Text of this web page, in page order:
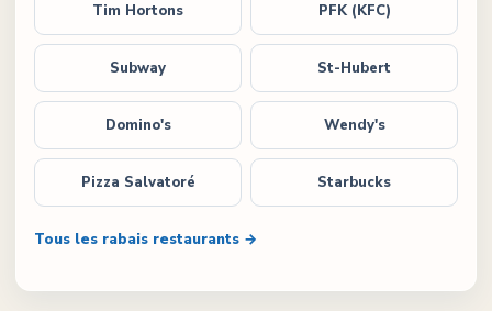
Tim Hortons PFK (KFC)
Subway St-Hubert
Domino's Wendy's
Pizza Salvatoré Starbucks
Tous les rabais restaurants →